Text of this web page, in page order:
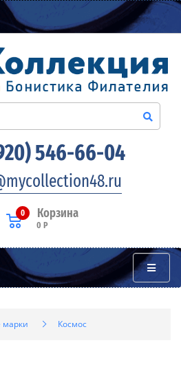
546-66-04
Корзина
0
0 Р
марки Космос